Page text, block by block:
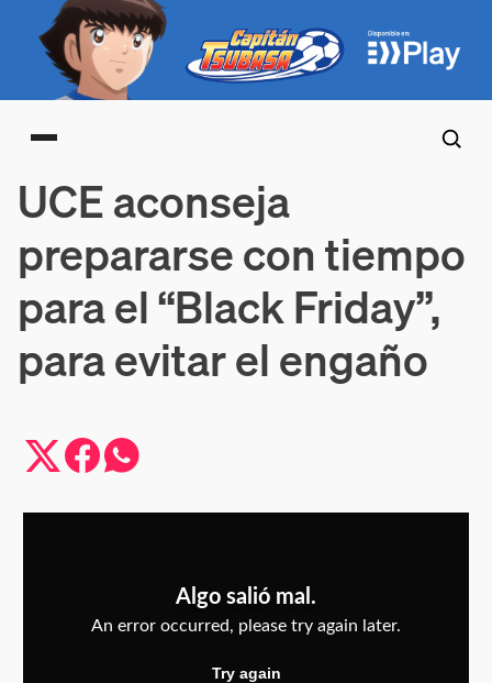
Main menu
UCE aconseja
prepararse con tiempo
para el “Black Friday”,
para evitar el engaño